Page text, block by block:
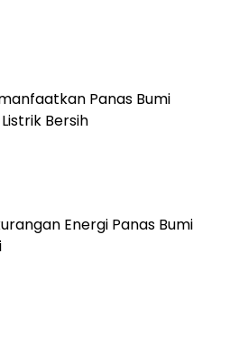
Panas Bumi
Bersih
Energi Panas Bumi